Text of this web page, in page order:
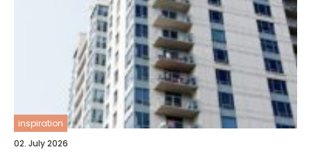
inspiration
02. July 2026